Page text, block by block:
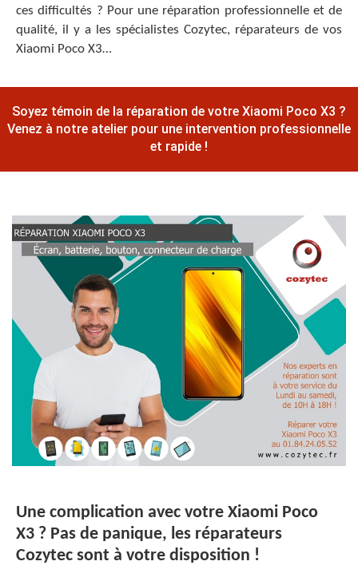
ces difficultés ? Pour une réparation professionnelle et de
qualité, il y a les spécialistes Cozytec, réparateurs de vos
Xiaomi Poco X3…
Soyez témoin de la réparation de votre Xiaomi Poco X3 ?
Venez à notre atelier pour une intervention professionnelle
et rapide !
Une complication avec votre Xiaomi Poco
X3 ? Pas de panique, les réparateurs
Cozytec sont à votre disposition !